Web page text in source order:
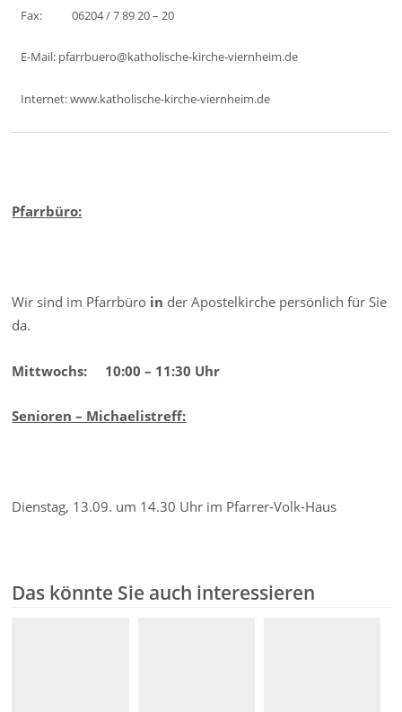
Fax: 06204 / 7 89 20 – 20
E-Mail: pfarrbuero@katholische-kirche-viernheim.de
Internet: www.katholische-kirche-viernheim.de
Pfarrbüro:
Wir sind im Pfarrbüro in der Apostelkirche persönlich für Sie
da.
Mittwochs: 10:00 – 11:30 Uhr
Senioren – Michaelistreff:
Dienstag, 13.09. um 14.30 Uhr im Pfarrer-Volk-Haus
Das könnte Sie auch interessieren